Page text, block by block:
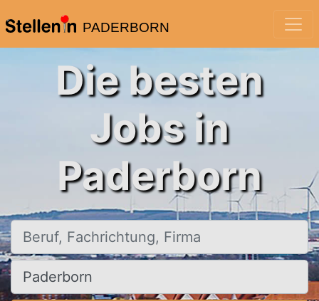
PADERBORN
Die besten
Jobs in
Paderborn
Beruf, Fachrichtung, Firma
Ort, Stadt